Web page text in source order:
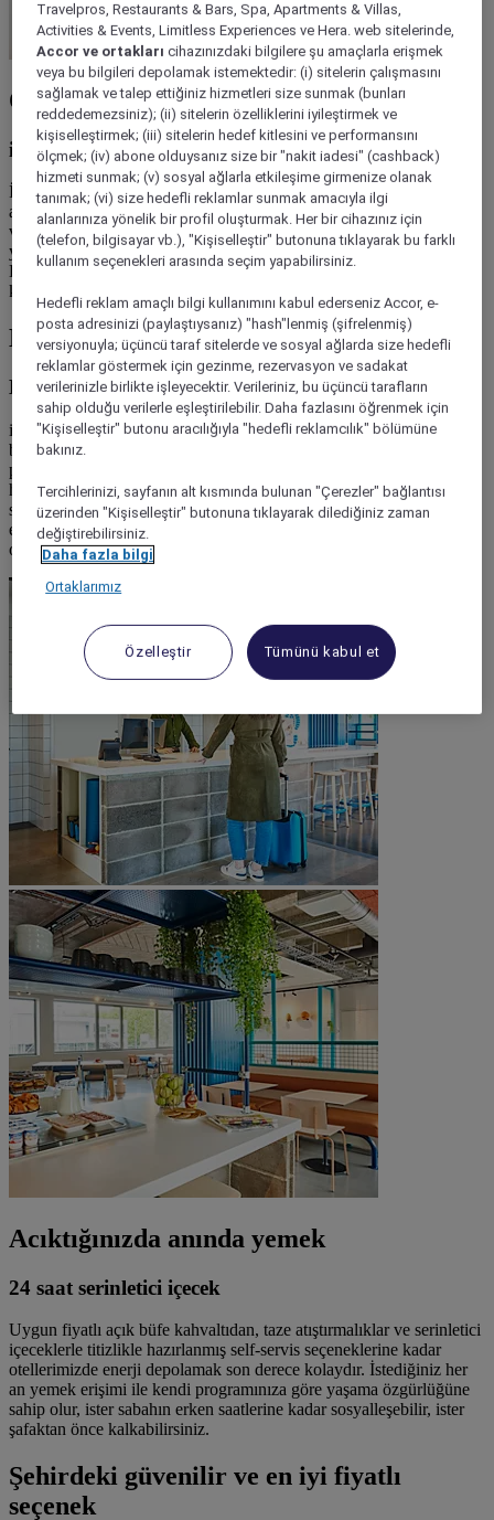
Özel yapım yatağınızda tatlı uykular
ibis budget’tan Sweet Bed™
İster heyecan verici bir iş girişimine, isterseniz de şehri keşfetmeye
adım atmak üzere olun, iyi bir gece uykusu gününüzden en yüksek
verimi almak için şarttır. Vücudu saran, yoğun süngeri, keyifli
yumuşak yatak pedi ve nevresimle birleştiren ibisbudget’tan Sweet
Bed™ ile uykuyu canlandırmak için zemin hazırladık. Geç saatlere
kadar uzanın ve uyuyun.
Dost bir yüzün rahatlığı
Hoş geldiniz hizmeti
ibisbudget’ta güvenilir konfor çok önemlidir ve bu taahhüdümüzün
bir parçası da kapılarımızdan içeri adım atıp güler yüzlü
personelimiz tarafından karşılandığınızda hissettiğiniz evde olma
hissidir. İnternete bağlanmanıza yardımcı olmaktan yerel ulaşım
sistemi ile ilgili yönlendirme yapmaya kadar her türlü ihtiyacınızda
ekibimiz, otele girişinizden çıkışınıza kadar ziyaretinizi mümkün
olduğu kadar sorunsuz kılmak için hizmetinizdedir.
Acıktığınızda anında yemek
24 saat serinletici içecek
Uygun fiyatlı açık büfe kahvaltıdan, taze atıştırmalıklar ve serinletici
içeceklerle titizlikle hazırlanmış self-servis seçeneklerine kadar
otellerimizde enerji depolamak son derece kolaydır. İstediğiniz her
an yemek erişimi ile kendi programınıza göre yaşama özgürlüğüne
sahip olur, ister sabahın erken saatlerine kadar sosyalleşebilir, ister
şafaktan önce kalkabilirsiniz.
Şehirdeki güvenilir ve en iyi fiyatlı
seçenek
Travelpros, Restaurants & Bars, Spa, Apartments & Villas,
Activities & Events, Limitless Experiences ve Hera. web sitelerinde,
Accor ve ortakları cihazınızdaki bilgilere şu amaçlarla erişmek
veya bu bilgileri depolamak istemektedir: (i) sitelerin çalışmasını
sağlamak ve talep ettiğiniz hizmetleri size sunmak (bunları
reddedemezsiniz); (ii) sitelerin özelliklerini iyileştirmek ve
kişiselleştirmek; (iii) sitelerin hedef kitlesini ve performansını
ölçmek; (iv) abone olduysanız size bir "nakit iadesi" (cashback)
hizmeti sunmak; (v) sosyal ağlarla etkileşime girmenize olanak
tanımak; (vi) size hedefli reklamlar sunmak amacıyla ilgi
alanlarınıza yönelik bir profil oluşturmak. Her bir cihazınız için
(telefon, bilgisayar vb.), "Kişiselleştir" butonuna tıklayarak bu farklı
kullanım seçenekleri arasında seçim yapabilirsiniz.
Hedefli reklam amaçlı bilgi kullanımını kabul ederseniz Accor, e-
posta adresinizi (paylaştıysanız) "hash"lenmiş (şifrelenmiş)
versiyonuyla; üçüncü taraf sitelerde ve sosyal ağlarda size hedefli
reklamlar göstermek için gezinme, rezervasyon ve sadakat
verilerinizle birlikte işleyecektir. Verileriniz, bu üçüncü tarafların
sahip olduğu verilerle eşleştirilebilir. Daha fazlasını öğrenmek için
"Kişiselleştir" butonu aracılığıyla "hedefli reklamcılık" bölümüne
bakınız.
Tercihlerinizi, sayfanın alt kısmında bulunan "Çerezler" bağlantısı
üzerinden "Kişiselleştir" butonuna tıklayarak dilediğiniz zaman
değiştirebilirsiniz.
Daha fazla bilgi
Ortaklarımız
Özelleştir Tümünü kabul et